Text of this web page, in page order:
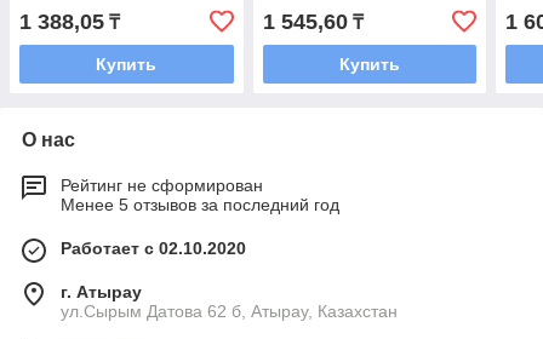
1 388,05 ₸
Купить
1 545,60₸
Купить
1
О нас
Рейтинг не сформирован
Менее 5 отзывов за последний год
Работает с 02.10.2020
г. Атырау
ул.Сырым Датова 62 б, Атырау, Казахстан